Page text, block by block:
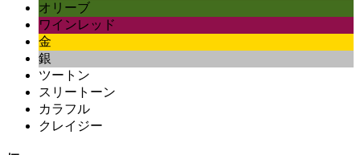
オリーブ
ワインレッド
金
銀
ツートン
スリートーン
カラフル
クレイジー